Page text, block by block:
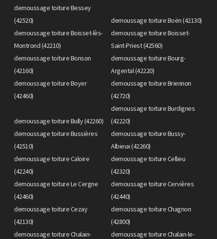
demoussage toiture Bessey
(42520)
demoussage toiture Boën (42130)
demoussage toiture Boisset-lès-
Montrond (42210)
demoussage toiture Boisset-
Saint-Priest (42560)
demoussage toiture Bonson
(42160)
demoussage toiture Bourg-
Argental (42220)
demoussage toiture Boyer
(42460)
demoussage toiture Briennon
(42720)
demoussage toiture Bully (42260)
demoussage toiture Burdignes
(42220)
demoussage toiture Bussières
(42510)
demoussage toiture Bussy-
Albieux (42260)
demoussage toiture Caloire
(42240)
demoussage toiture Cellieu
(42320)
demoussage toiture Le Cergne
(42460)
demoussage toiture Cervières
(42440)
demoussage toiture Cezay
(42130)
demoussage toiture Chagnon
(42800)
demoussage toiture Chalain-
demoussage toiture Chalain-le-